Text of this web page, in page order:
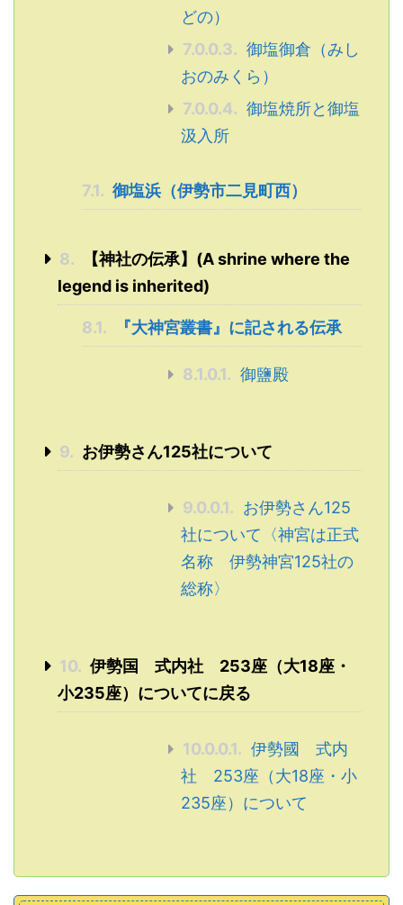
どの）
7.0.0.3. 御塩御倉（みし
おのみくら）
7.0.0.4. 御塩焼所と御塩
汲入所
7.1. 御塩浜（伊勢市二見町西）
8.
【神社の伝承】(A shrine where the
legend is inherited)
8.1. 『大神宮叢書』に記される伝承
8.1.0.1. 御鹽殿
9. お伊勢さん125社について
9.0.0.1. お伊勢さん125
社について〈神宮は正式
名称 伊勢神宮125社の
総称〉
10. 伊勢国 式内社 253座（大18座・
小235座）についてに戻る
10.0.0.1. 伊勢國 式内
社 253座（大18座・小
235座）について